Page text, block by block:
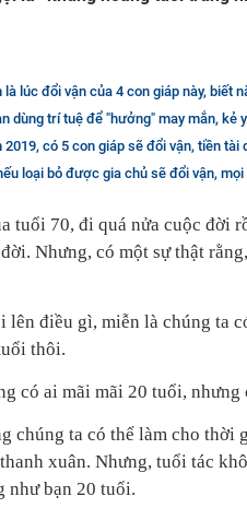
là lúc đổi vận của 4 con giáp này, biết
trí tuệ để "hưởng" may mắn, kẻ yếu kém luôn
2019, có 5 con giáp sẽ đổi vận, tiền tài
loại bỏ được gia chủ sẽ đổi vận,
tuổi 70, đi quá nửa cuộc đời
Nhưng, có một sự thật
điều gì, miễn là chúng ta
thôi.
có ai mãi mãi 20 tuổi,
chúng ta có thể làm cho thời
xuân. Nhưng, tuổi tác
như bạn 20 tuổi.